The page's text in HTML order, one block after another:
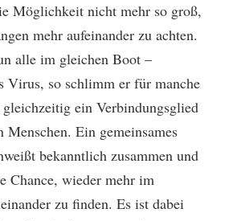
Möglichkeit nicht mehr so groß,
mehr aufeinander zu achten.
alle im gleichen Boot –
Virus, so schlimm er für manche
ein Verbindungsglied
Menschen. Ein gemeinsames
bekanntlich zusammen und
Chance, wieder mehr im
zu finden. Es ist dabei